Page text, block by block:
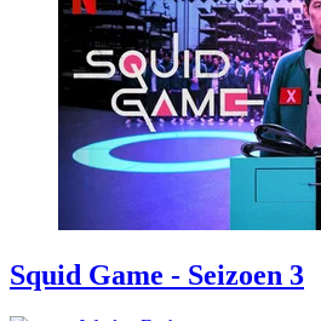
Squid Game - Seizoen 3